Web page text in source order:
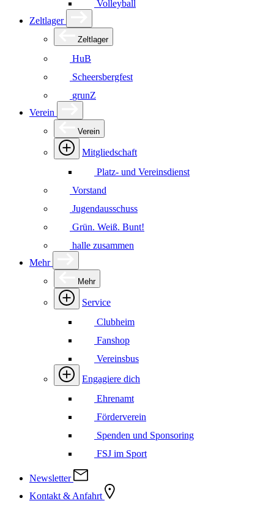
Volleyball
Zeltlager
Zeltlager
HuB
Scheersbergfest
grunZ
Verein
Verein
Mitgliedschaft
Platz- und Vereinsdienst
Vorstand
Jugendausschuss
Grün. Weiß. Bunt!
halle zusammen
Mehr
Mehr
Service
Clubheim
Fanshop
Vereinsbus
Engagiere dich
Ehrenamt
Förderverein
Spenden und Sponsoring
FSJ im Sport
Newsletter
Kontakt & Anfahrt